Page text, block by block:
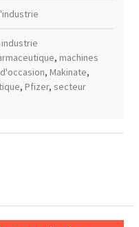
industrie
, machines
, Makinate,
, Pfizer, secteur